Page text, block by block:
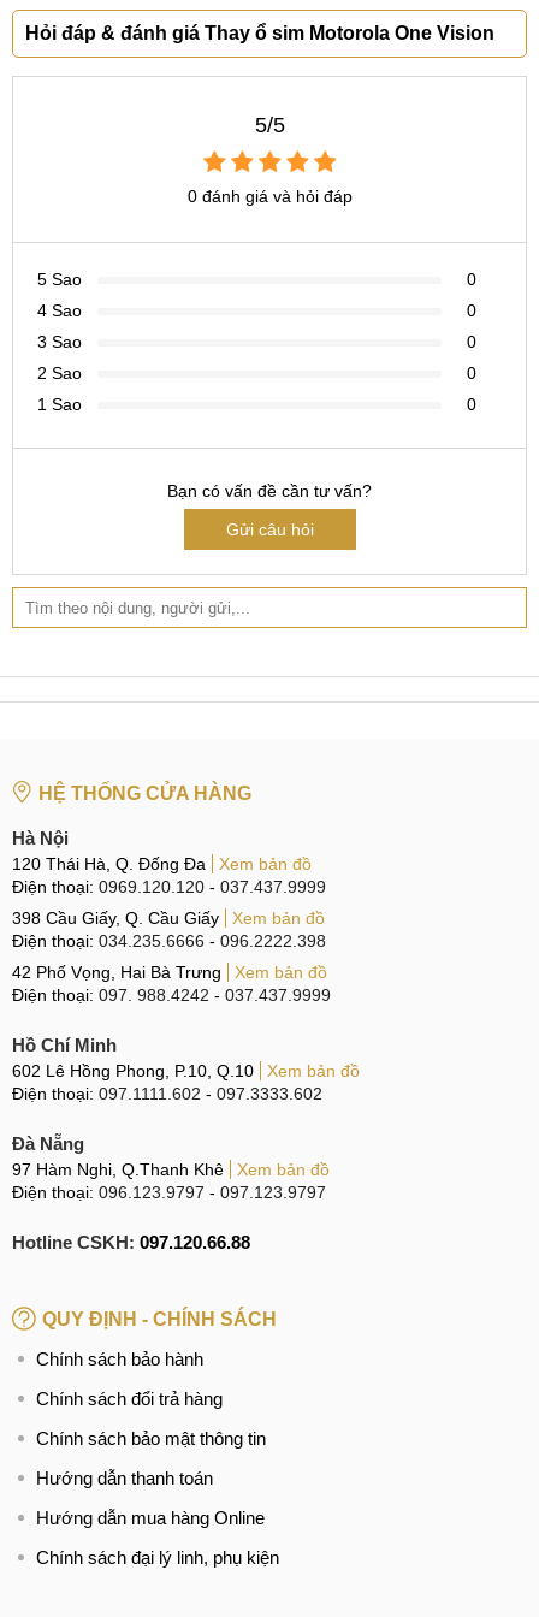
Hotline:097.3333.602
97 Hàm Nghi, Q.Thanh Khê
097.123.9797
Hỏi đáp & đánh giá Thay ổ sim Motorola One Vision
5/5
0 đánh giá và hỏi đáp
5 Sao
0
4 Sao
0
3 Sao
0
2 Sao
0
1 Sao
0
Bạn có vấn đề cần tư vấn?
Gửi câu hỏi
HỆ THỐNG CỬA HÀNG
Hà Nội
120 Thái Hà, Q. Đống Đa
Xem bản đồ
Điện thoại: 0969.120.120 - 037.437.9999
398 Cầu Giấy, Q. Cầu Giấy
Xem bản đồ
Điện thoại: 034.235.6666 - 096.2222.398
42 Phố Vọng, Hai Bà Trưng
Xem bản đồ
Điện thoại: 097. 988.4242 - 037.437.9999
Hồ Chí Minh
602 Lê Hồng Phong, P.10, Q.10
Xem bản đồ
Điện thoại: 097.1111.602 - 097.3333.602
Đà Nẵng
97 Hàm Nghi, Q.Thanh Khê
Xem bản đồ
Điện thoại: 096.123.9797 - 097.123.9797
Hotline CSKH: 097.120.66.88
QUY ĐỊNH - CHÍNH SÁCH
Chính sách bảo hành
Chính sách đổi trả hàng
Chính sách bảo mật thông tin
Hướng dẫn thanh toán
Hướng dẫn mua hàng Online
Chính sách đại lý linh, phụ kiện